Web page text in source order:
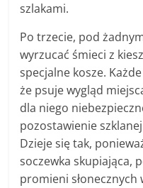
szlakami.
Po trzecie, pod
wyrzucać śmieci z
specjalne kosze.
że psuje wygląd
dla niego
pozostawienie
Dzieje się tak,
soczewka skupiająca,
promieni słonecznych